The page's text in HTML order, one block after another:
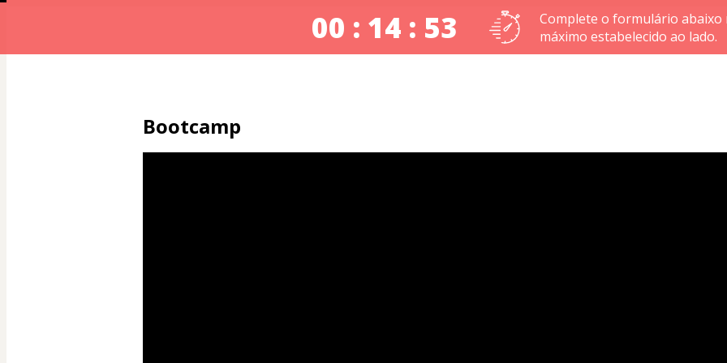
00 : 14 : 52
Complete o formulário abaixo
máximo estabelecido ao lado.
Bootcamp